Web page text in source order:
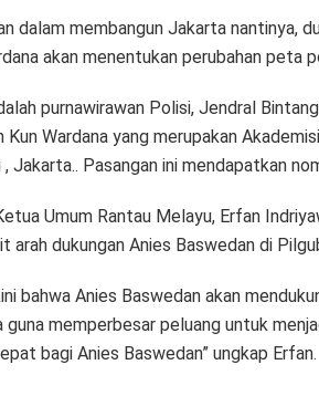
dalam membangun Jakarta nantinya,
akan menentukan perubahan peta
purnawirawan Polisi, Jendral
Kun Wardana yang merupakan
Jakarta.. Pasangan ini mendapatkan
Umum Rantau Melayu, Erfan
dukungan Anies Baswedan di
bahwa Anies Baswedan akan
memperbesar peluang untuk
bagi Anies Baswedan” ungkap Erfan.